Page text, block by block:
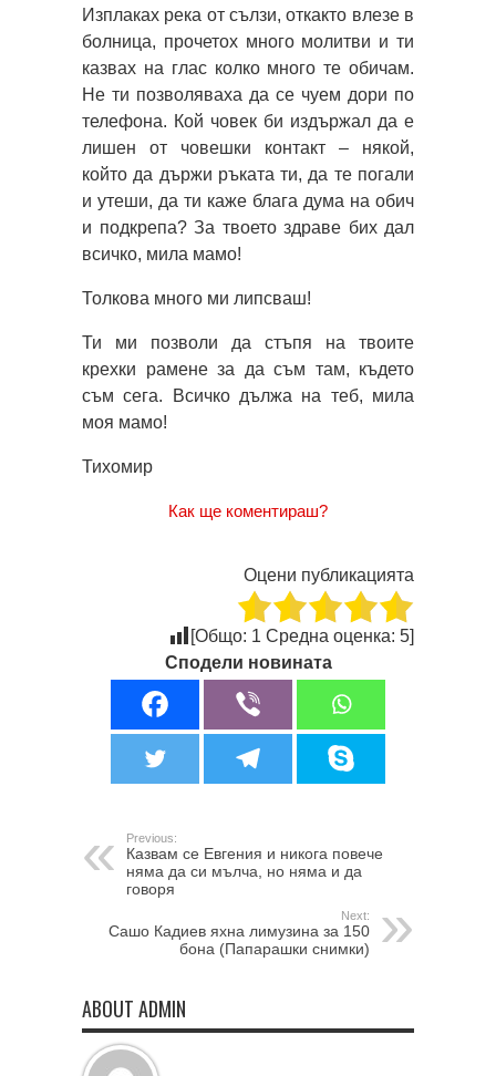
Изплаках река от сълзи, откакто влезе в
болница, прочетох много молитви и ти
казвах на глас колко много те обичам.
Не ти позволяваха да се чуем дори по
телефона. Кой човек би издържал да е
лишeн от човешки контакт – някой,
който да държи ръката ти, да те погали
и утеши, да ти каже блага дума на обич
и подкрепа? За твоето здраве бих дал
всичко, мила мамо!
Толкова много ми липсваш!
Ти ми позволи да стъпя на твоите
крехки рамене за да съм там, където
съм сега. Всичко дължа на теб, мила
моя мамо!
Тихомир
Как ще коментираш?
Оцени публикацията
[Общо: 1 Средна оценка: 5]
Сподели новината
Previous:
Казвам се Евгения и никога повече
няма да си мълча, но няма и да
говоря
Next:
Сашо Кадиев яхна лимузина за 150
бона (Папарашки снимки)
ABOUT ADMIN